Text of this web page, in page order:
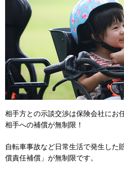
相手方との示談交渉は保険会社にお
相手への補償が無制限！
自転車事故など日常生活で発生した
償責任補償」が無制限です。